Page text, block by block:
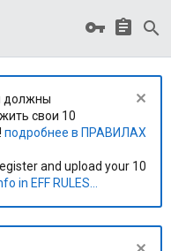
должны
свои 10
подробнее в ПРАВИЛАХ
and upload your 10
in EFF RULES...